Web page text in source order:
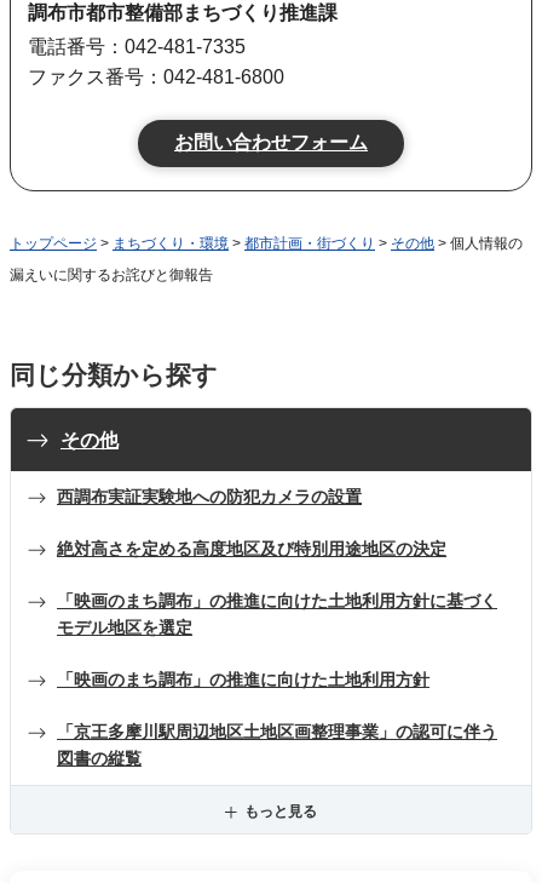
調布市都市整備部まちづくり推進課
電話番号：042-481-7335
ファクス番号：042-481-6800
トップページ > まちづくり・環境 > 都市計画・街づくり > その他 > 個人情報の
漏えいに関するお詫びと御報告
同じ分類から探す
その他
西調布実証実験地への防犯カメラの設置
絶対高さを定める高度地区及び特別用途地区の決定
「映画のまち調布」の推進に向けた土地利用方針に基づく
モデル地区を選定
「映画のまち調布」の推進に向けた土地利用方針
「京王多摩川駅周辺地区土地区画整理事業」の認可に伴う
図書の縦覧
もっと見る